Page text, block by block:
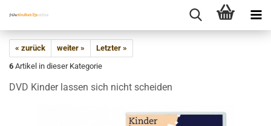
« zurück weiter »
Letzter »
6 Artikel in dieser Kategorie
DVD Kinder lassen sich nicht scheiden